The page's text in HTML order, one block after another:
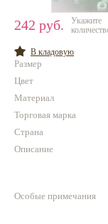
Всё для
Проволока
Каталог
242 руб.
Укажите
В кладовую
Размер
Цвет
Материал
Торговая марка
Страна
Описание
Особые примечания